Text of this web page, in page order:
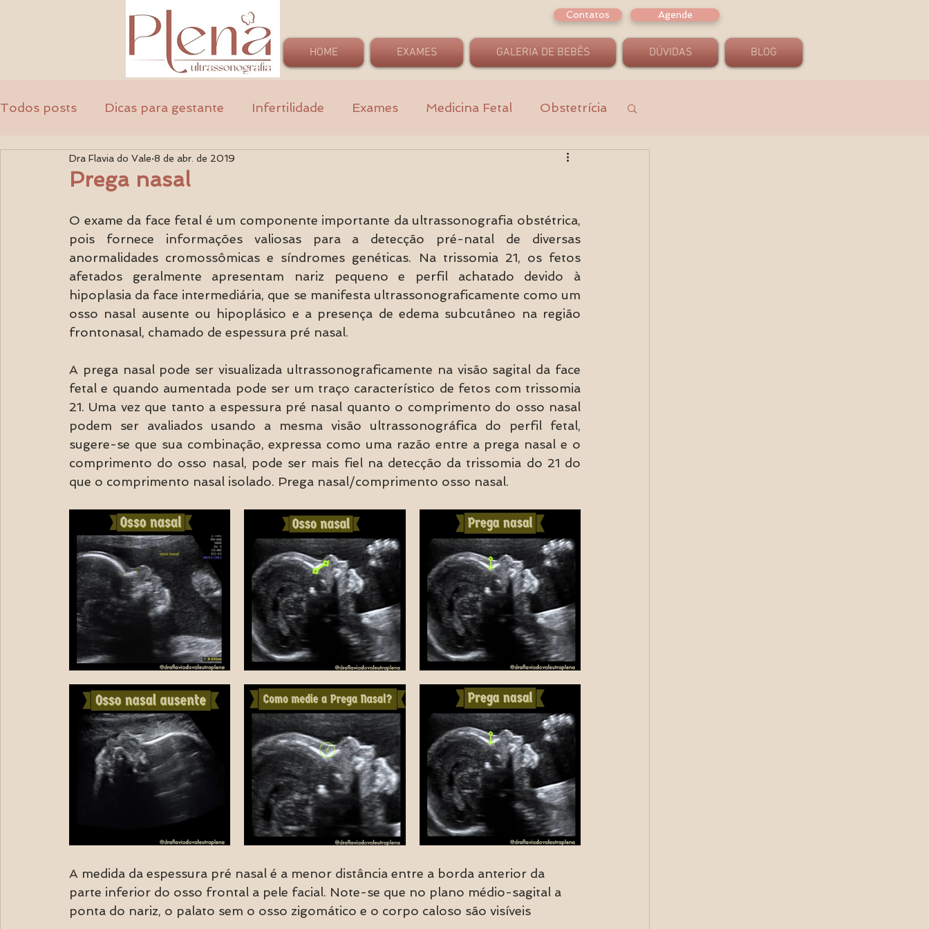
Contatos Agende
HOME EXAMES GALERIA DE BEBÊS DÚVIDAS BLOG
Todos posts Dicas para gestante Infertilidade Exames Medicina Fetal Obstetrícia
Ginecologia Médicos
Prega nasal
Dra Flavia do Vale 8 de abr. de 2019
O exame da face fetal é um componente importante da ultrassonografia obstétrica,
pois fornece informações valiosas para a detecção pré-natal de diversas
anormalidades cromossômicas e síndromes genéticas. Na trissomia 21, os fetos
afetados geralmente apresentam nariz pequeno e perfil achatado devido à
hipoplasia da face intermediária, que se manifesta ultrassonograficamente como um
osso nasal ausente ou hipoplásico e a presença de edema subcutâneo na região
frontonasal, chamado de espessura pré nasal.
A prega nasal pode ser visualizada ultrassonograficamente na visão sagital da face
fetal e quando aumentada pode ser um traço característico de fetos com trissomia
21. Uma vez que tanto a espessura pré nasal quanto o comprimento do osso nasal
podem ser avaliados usando a mesma visão ultrassonográfica do perfil fetal,
sugere-se que sua combinação, expressa como uma razão entre a prega nasal e o
comprimento do osso nasal, pode ser mais fiel na detecção da trissomia do 21 do
que o comprimento nasal isolado. Prega nasal/comprimento osso nasal.
A medida da espessura pré nasal é a menor distância entre a borda anterior da
parte inferior do osso frontal a pele facial. Note-se que no plano médio-sagital a
ponta do nariz, o palato sem o osso zigomático e o corpo caloso são visíveis